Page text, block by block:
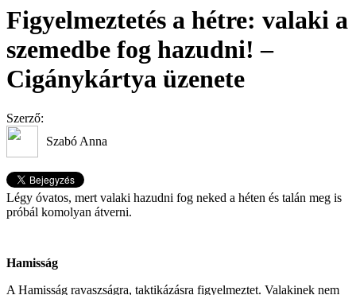
Figyelmeztetés a hétre: valaki a
szemedbe fog hazudni! –
Cigánykártya üzenete
Szerző:
Szabó Anna
Légy óvatos, mert valaki hazudni fog neked a héten és talán meg is
próbál komolyan átverni.
Hamisság
A Hamisság ravaszságra, taktikázásra figyelmeztet. Valakinek nem